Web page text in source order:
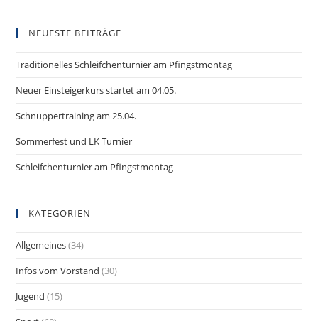
NEUESTE BEITRÄGE
Traditionelles Schleifchenturnier am Pfingstmontag
Neuer Einsteigerkurs startet am 04.05.
Schnuppertraining am 25.04.
Sommerfest und LK Turnier
Schleifchenturnier am Pfingstmontag
KATEGORIEN
Allgemeines(34)
Infos vom Vorstand (30)
Jugend (15)